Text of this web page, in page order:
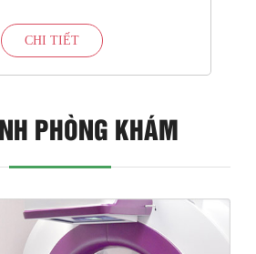
CHI TIẾT
PHÒNG KHÁM